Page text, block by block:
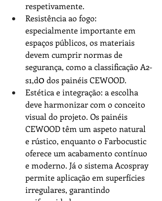
respetivamente.
Resistência ao fogo:
especialmente importante em
espaços públicos, os materiais
devem cumprir normas de
segurança, como a classificação A2-
s1,d0 dos painéis CEWOOD.
Estética e integração: a escolha
deve harmonizar com o conceito
visual do projeto. Os painéis
CEWOOD têm um aspeto natural
e rústico, enquanto o Farbocustic
oferece um acabamento contínuo
e moderno. Já o sistema Acospray
permite aplicação em superfícies
irregulares, garantindo